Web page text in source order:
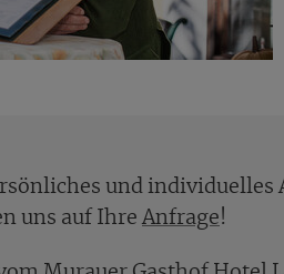
und individuelles
uns auf Ihre Anfrage!